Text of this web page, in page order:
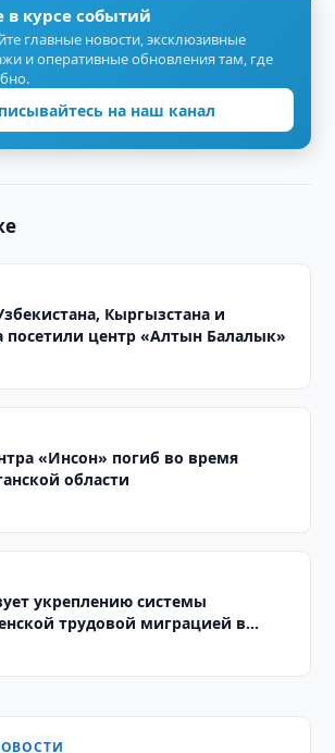
в курсе событий
главные новости, эксклюзивные
и оперативные обновления там, где
на наш канал
Кыргызстана и
посетили центр «Алтын Балалык»
«Инсон» погиб во время
области
укреплению системы
трудовой миграцией в